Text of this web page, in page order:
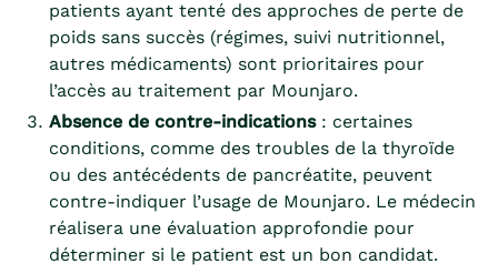
patients ayant tenté des approches de perte de
poids sans succès (régimes, suivi nutritionnel,
autres médicaments) sont prioritaires pour
l’accès au traitement par Mounjaro.
Absence de contre-indications: certaines
conditions, comme des troubles de la thyroïde
ou des antécédents de pancréatite, peuvent
contre-indiquer l’usage de Mounjaro. Le médecin
réalisera une évaluation approfondie pour
déterminer si le patient est un bon candidat.